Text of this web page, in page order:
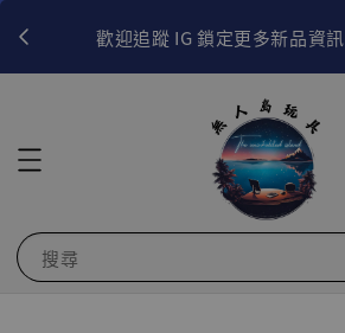
歡迎追蹤 IG 鎖定更多新品資訊
搜尋